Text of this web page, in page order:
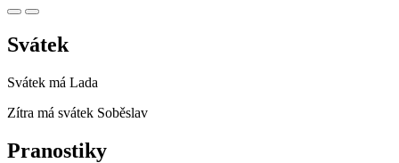
Svátek
Svátek má Lada
Zítra má svátek Soběslav
Pranostiky